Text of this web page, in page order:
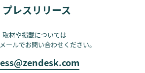
プレスリリース
取材や掲載については
ールでお問い合わせください。